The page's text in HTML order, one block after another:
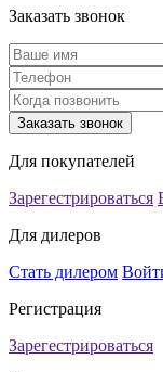
Заказать звонок
Для покупателей
Зарегестрироваться
Для дилеров
Стать дилером
Регистрация
Зарегестрироваться